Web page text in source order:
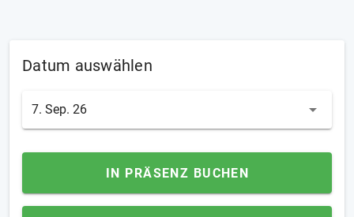
Datum auswählen
7. Sep. 26
IN PRÄSENZ BUCHEN